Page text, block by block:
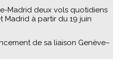
Madrid deux vols quotidiens
Madrid à partir du 19 juin
de sa liaison Genève–